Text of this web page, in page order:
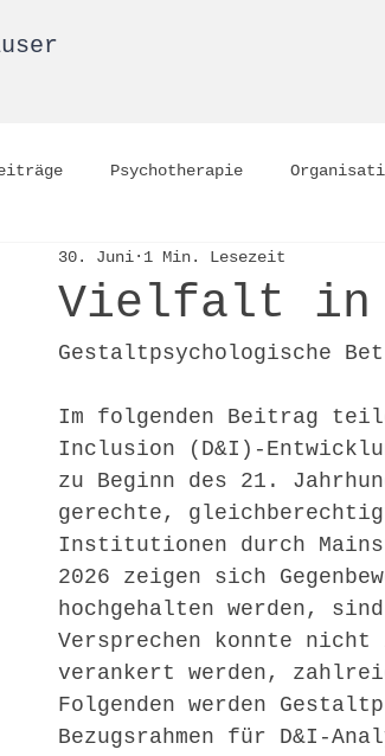
Psychotherapie
Vielfalt in
30. Juni 1 Min. Lesezeit
Gestaltpsychologische
Im folgenden Beitrag
Inclusion (D&I)-
zu Beginn des 21.
gerechte,
Institutionen durch
2026 zeigen sich
hochgehalten werden,
Versprechen konnte
verankert werden,
Folgenden werden
Bezugsrahmen für D&I-